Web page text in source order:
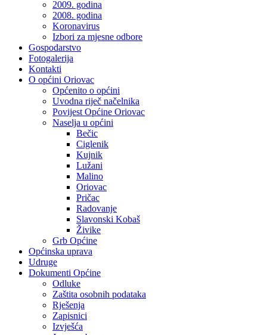
2009. godina
2008. godina
Koronavirus
Izbori za mjesne odbore
Gospodarstvo
Fotogalerija
Kontakti
O općini Oriovac
Općenito o općini
Uvodna riječ načelnika
Povijest Općine Oriovac
Naselja u općini
Bečic
Ciglenik
Kujnik
Lužani
Malino
Oriovac
Pričac
Radovanje
Slavonski Kobaš
Živike
Grb Općine
Općinska uprava
Udruge
Dokumenti Općine
Odluke
Zaštita osobnih podataka
Rješenja
Zapisnici
Izvješća